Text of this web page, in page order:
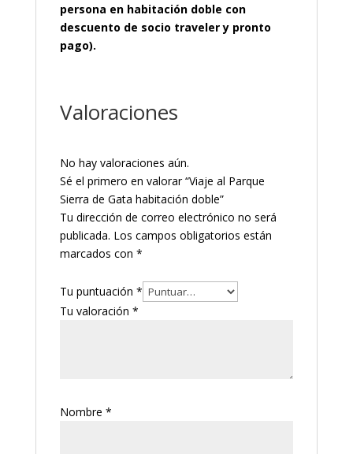
persona en habitación doble con
descuento de socio traveler y pronto
pago).
Valoraciones
No hay valoraciones aún.
Sé el primero en valorar “Viaje al Parque
Sierra de Gata habitación doble”
Tu dirección de correo electrónico no será
publicada. Los campos obligatorios están
marcados con *
Tu puntuación *
Tu valoración *
Nombre *